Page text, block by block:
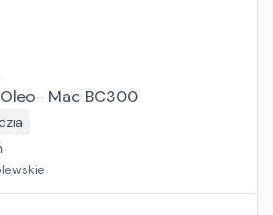
Mac BC300